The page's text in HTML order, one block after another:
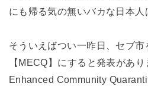
にも帰る気の無いバカな日本人
そういえばつい一昨日、セブ
【MECQ】にすると発表があ
Enhanced Community